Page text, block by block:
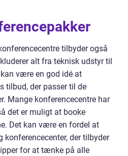
tilbyder også
alt fra teknisk udstyr til
være en god idé at
tilbud, der passer til de
Mange konferencecentre har
det er muligt at booke
Det kan være en fordel at
der tilbyder
for at tænke på alle